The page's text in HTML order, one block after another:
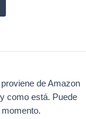
de Amazon
como está. Puede